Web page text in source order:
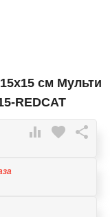
см Мульти
REDCAT
 favorite 